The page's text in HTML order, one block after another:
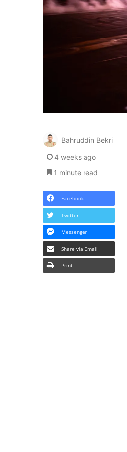
Bahruddin Bekri
4 weeks ago
1 minute read
Facebook
Twitter
Messenger
Share via Email
Print